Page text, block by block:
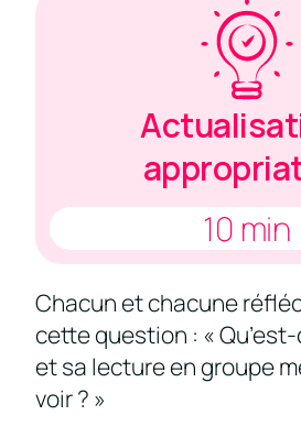
10 min
Chacun et chacune
cette question : «
et sa lecture en groupe
voir ? »